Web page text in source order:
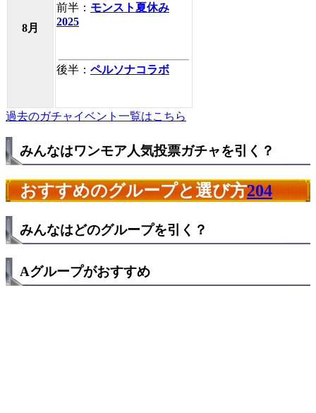
8月
前半： モンスト夏休み
2025
後半： ペルソナコラボ
過去のガチャイベント一覧はこちら
みんなはワンモア人気投票ガチャを引く？
おすすめのグループと選び方204
みんなはどのグループを引く？
Aグループがおすすめ